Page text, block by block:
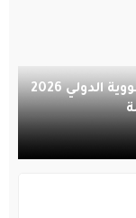
المملكة تستضيف أولمبياد العلوم النووية الدولي 2026